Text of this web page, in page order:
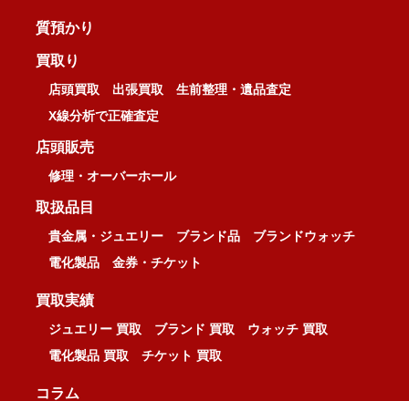
質預かり
買取り
店頭買取 出張買取
生前整理・遺品査定
X線分析で正確査定
店頭販売
修理・オーバーホール
取扱品目
貴金属・ジュエリー ブランド品
ブランドウォッチ
電化製品
金券・チケット
買取実績
ジュエリー 買取 ブランド 買取
ウォッチ 買取
電化製品 買取
チケット 買取
コラム